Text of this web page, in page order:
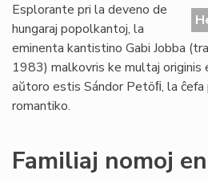
Esplorante pri la deveno de
hungaraj popolkantoj, la
eminenta kantistino Gabi Jobba
1983) malkovris ke multaj originis
aŭtoro estis Sándor Petöﬁ, la
romantiko.
Familiaj nomoj